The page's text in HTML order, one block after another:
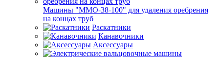
Машины "ММО-38-100" для удаления оребрения
на концах труб
Раскатники
Канавочники
Аксессуары